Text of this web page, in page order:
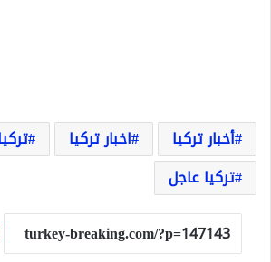
أخبار تركيا اخبار تركيا
تركيا عاجل